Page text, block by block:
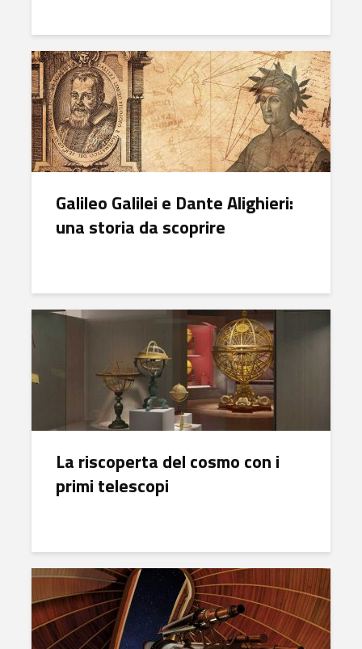
Galileo Galilei e Dante Alighieri:
una storia da scoprire
La riscoperta del cosmo con i
primi telescopi